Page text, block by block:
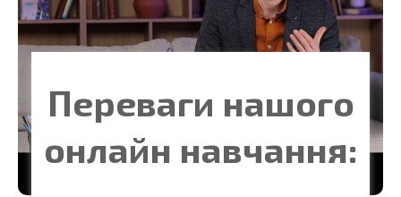
Переваги нашого
онлайн навчання: